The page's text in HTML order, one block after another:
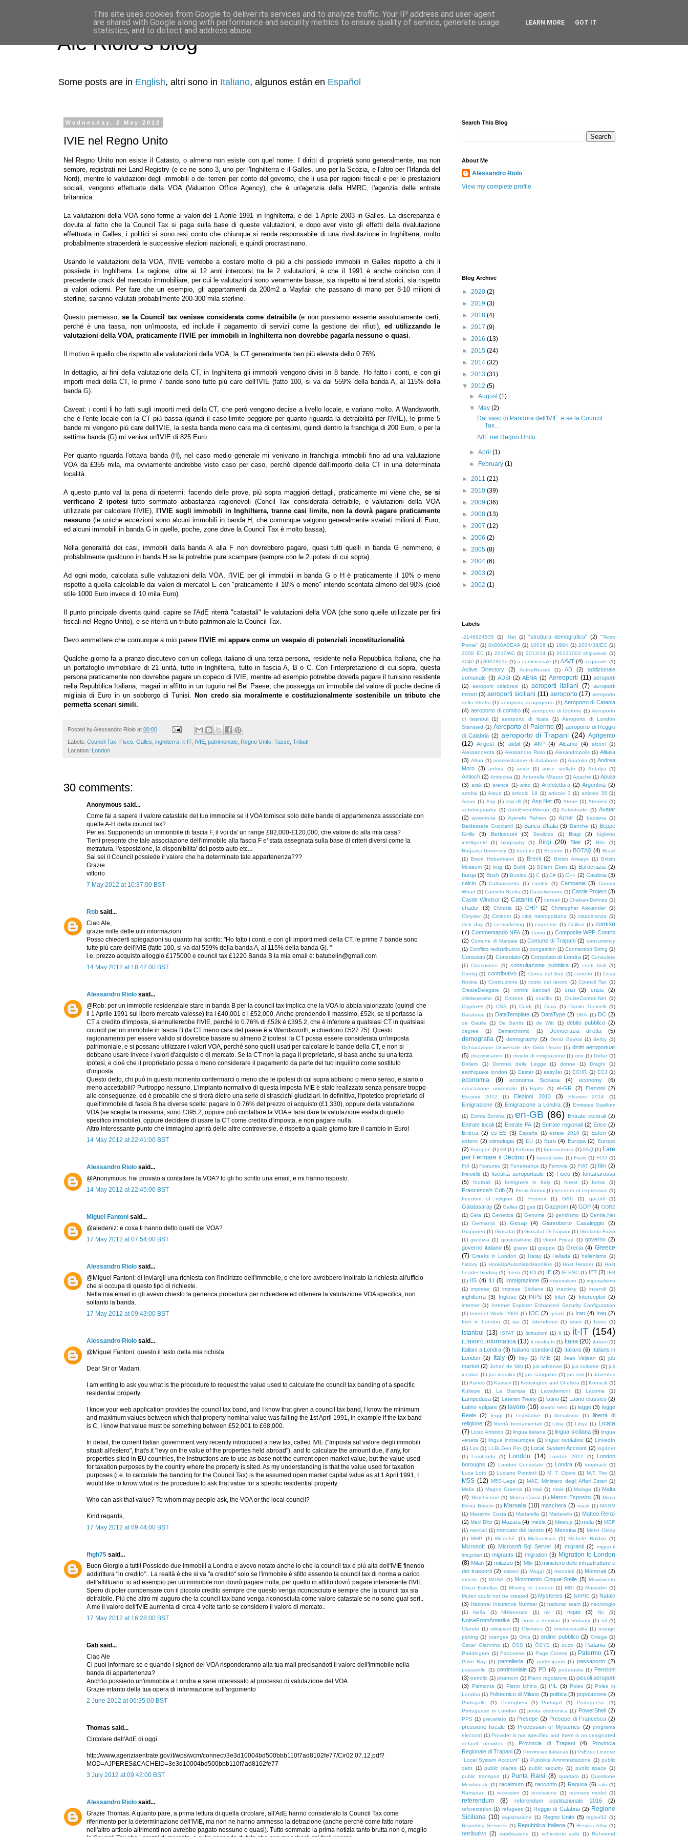
Ale Riolo's blog
Some posts are in English, altri sono in Italiano, algunos están en Español
Wednesday, 2 May 2012
IVIE nel Regno Unito
Nel Regno Unito non esiste il Catasto, o almeno non esiste con quel nome. I diritti di proprietà sono generalmente, ma non
sempre, registrati nei Land Registry (e ce ne sono 3, uno per l'Inghilterra e il Galles, uno per la Scozia, e l'altro per l'Irlanda del
Nord), mentre le valutazioni degli immobili o dei terreni per conto del governo, che li usa per ragioni fiscali e per le prestazioni
sociali, vengono effettuate dalla VOA (Valuation Office Agency), che è un'agenzia della HMRC, l'agenzia delle entrate
britannica.
La valutazioni della VOA sono ferme ai valori del 1 Aprile 1991 in Inghilterra, e del 1 Aprile 2003 in Galles. La discrepanza è
dovuta al fatto che la Council Tax si paga sulla base di queste valutazioni, e dopo aver visto gli effetti della rivalutazione
effettuata in Galles, i politici si sono resi conto che chiunque si renda responsabile di una rivalutazione in Inghilterra, molto
probabilmente straperderà le successive elezioni nazionali, e quindi procrastinano.
Usando le valutazioni della VOA, l'IVIE verrebbe a costare molto di più a chi possiede immobili in Galles rispetto a chi li
possiede in Inghilterra. La ragione, oltre ai 12 anni intercorsi tra le 2 valutazioni, è che il 1991 è anche coinciso con il
precedente crack del mercato immobiliare, per cui le valutazioni sono veramente basse, sia rispetto ai trend storici, sia rispetto
ai valori odierni. Per fare che un esempio, gli appartamenti da 200m2 a Mayfair che passano di mano per 8-10 milioni di
sterline, saranno valutati probabilmente 200-300 mila sterline.
Questo premesso,se la Council tax venisse considerata come detraibile(e non possiamo esserne assolutamente certi,
perché è una tassa, non un'imposta, ed include il pagamento di servizi come la gestione dei rifiuti), ed utilizzando le
valutazioni della VOA, praticamente l'IVIE per immobili in Inghilterra non dovrebbe pagarla nessuno o quasi
Il motivo è quello che rispetto alle valutazioni della VOA, la CT generalmente ben più elevata dello 0.76%.
In dettaglio, ai fini della valutazione della CT, in Inghilterra gli immobili vengono divisi in 8 bande. Ho fatto i conti, e con gli
importi medi della CT, le prime 7 bande sono tutte più care dell'IVIE (fatto 100, si va dal 559% della banda A, al 115% della
banda G).
Caveat: i conti li ho fatti sugli importi medi della CT, che però vengono decise a livello locale, e variano molto. A Wandsworth,
che è l'ente locale con la CT più bassa (quindi il caso limite peggiore per quanto riguarda la detraibilità per l'IVIE), le prime 5
bande mi vengono più care dell'IVIE, la sesta banda meno cara ma di centesimi, quindi dentro la franchiga di 200 Euro, e per la
settima banda (G) mi veniva un'IVIE di 825 Euro.
Per quanto riguarda l'ottava banda (H), nel caso medio generale mi venivano in franchigia immobili fino ad una valutazione
VOA da £355 mila, ma ovviamente andrebbe visto caso per caso, perché dipende dall'importo della CT in una determinata
località.
A questo punto val la pena di ripetermi: facendo delle prove, più sopra maggiori dettagli, praticamente mi viene che,se si
verificano 2 ipotesi tutto sommato abbastanza ragionevoli (Concil Tax considerata detraibile, e valutazioni della VOA
utilizzate per calcolare l'IVIE), l'IVIE sugli immobili in Inghilterra, tranne casi limite, non la dovrà pagare praticamente
nessuno (le uniche eccezioni sono alcuni immobili in banda H, che comunque valgono generalmente svariati milioni di Euro,
ed alcuni immobili in banda G in quelle, poche, zone dove la Council Tax è molto bassa).
Nella generalità dei casi, immobili dalla banda A alla F non dovrebbero pagare, quasi tutti quelli in banda G nemmeno, e
probabilmente qualcuno in banda H se la potrebbe pure scampare (sempre con le 2 ipotesi di cui sopra).
Ad ogni modo, calcolata sulle valutazioni della VOA, l'IVIE per gli immobili in banda G o H è praticamente il 10% o meno
rispetto a quella calcolabile dai valori di mercato! E con "praticamente il 10% o meno" intendo scontata almeno del 90% (cioé
stile 1000 Euro invece di 10 mila Euro).
Il punto principale diventa quindi capire se l'AdE riterrà "catastali" le valutazioni della VOA (che sono quelle utilizzate per fini
fiscali nel Regno Unito), e se riterrà un tributo patrimoniale la Council Tax.
Devo ammettere che comunque a mio parere l'IVIE mi appare come un vespaio di potenziali incostituzionalità
Qualche giorno fa a pranzo discutevo con un collega italiano di una terza persona, residente nella Repubblica Italiana, che ha
un portafoglio immobiliare di 21 unità, tutte in Inghilterra, tutte in fascia A, B o C. Con l'interpretazione di cui sopra, questa
persona praticamente non dovrebbe pagare un copeco di IVIE, mentre ad esempio potrebbe doverla pagare il tunisino residente
nella Repubblica Italiana, magari in affitto in un tugurio nel Bel Paese, che possegga un immobile dal valore di poche decine di
migliaia di Euro in un sobborgo di Tunisi.Non credo sia moralmente e costituzionalmente sostenibile un tributo che
permetta scenari simili.
Posted byAlessandro Riolo at 00:00
Labels: Council Tax Fisco Galles inghilterra it-IT, IVIE patrimoniale Regno Unito Tasse Tributi
Location: London
30 comments:
Anonymous said...
Come fai a sapere il valore catastale del tuo immobile se il VOA fornisce solo delle bande di appartenenza asssociate con
quelle A-H della council tax?
Per es. Supponendo un immonbile di fascia F, il voi da' un range £82,000-£120,000, che valore do alla mia casa?
Tieni presente che tale associazione dell'immobile alla fascia F e' stata assegnata sulla base di criteri diversi come la
metratura, l'esposizione, la disponibilita' del posto auto etc...
Sai sei il Council possiede il valore che ha determinato tale appartenenza???
Grazie
vittorio
7 May 2012 at 10:37:00 BST
Rob said...
Ciao Ale,
grazie mille delle utili informazioni.
Posso chiederti spiegazioni su quanto hai scritto: "Ho fatto i conti, e con gli importi medi della CT, le prime 7 bande sono
tutte più care dell'IVIE (fatto 100, si va dal 559% della banda A, al 115% della banda G). "
i.e. prezzo acquisto alloggio £175000 e council tax £1220 Banda B la mia email è: batubelin@gmail.com
14 May 2012 at 18:42:00 BST
Alessandro Riolo said...
@Rob: per un immobile residenziale stare in banda B per la council tax implica che la VOA lo abbia valorizzato (quindi che
il 1 Aprile 1991 sul libero mercato valesse) tra i £40,001 e i £52,000. Anche prendendo il massimo, £52k, se si portasse la
CT a credito d'imposta, si annullerebbe l'IVIE, perché lo 0.76% di £52k è £395.2, che è inferiore a qualsiasi CT in qualsiasi
council per un immobile in fascia B (la CT meno cara del paese è a Wandsworth, e chiedono £527.75). Questo
ragionamento per essere valido si dovrebbe basare su almeno 2 ipotesi: la CT possa essere considerata un'imposta
patrimoniale, e si possano utilizzare i valori VOA, perché sono quelli usati per calcolare le bande della CT, e non si
debbano usare invece i valori d'acquisto o di mercato. Se la CT non la paga il proprietario, si basa anche su una terza
ipotesi, e cioé che il proprietario possa o meno considerare il pagamento da parte del tuo inquilino come sostituto
d'imposta.
Questo detto, chi può in questo momento confermarci o meno che le ipotesi di cui sopra abbiano o meno senso, e siano o
meno accettabili? Purtroppo nessuno. L'impianto normativo di questa imposta IVIE è stato realizzato senza pensare troppo
alle conseguenze, ed è probabile che si tirerà dietro una serie di strascichi giudiziari. In definitiva, l'ipotetico proprietario di
quell'immobile di fascia B ha diverse scelte: pagare lo 0.76% del prezzo di acquisto (£1,330), oppure della valutazione
VOA (se sceglie la massima, sono £395.2, oppure può contattare la VOA e farsi dare la valutazione esatta di quello
specifico immobile), oppure decidere di usare la CT come credito d'imposta, e non pagare nulla.
Altro interessante punto che immagino aprirà delle altre controversie, è rispetto a quale giorno fare il cambio in Euro!
14 May 2012 at 22:41:00 BST
Alessandro Riolo said...
@Anonymous: hai provato a contattare la VOA? Io gli ho scritto una email, e mi hanno risposto.
14 May 2012 at 22:45:00 BST
Miguel Fantoni said...
@aledeniz: e cosa ti hanno detto quelli del VOA?
17 May 2012 at 07:54:00 BST
Alessandro Riolo said...
@Miguel Fantoni: di inviargli una richiesta con l'indirizzo dell'immobile, e che loro avrebbero inoltrato la richiesta all'ufficio
che si occupa di questo tipo di richieste.
Nella mia email io gli avevo chiesto la generica procedura per richiedere ed ottenere la valutazione VOA specifica, non
soltanto la banda.
17 May 2012 at 09:43:00 BST
Alessandro Riolo said...
@Miguel Fantoni: questo il testo della mia richista:
Dear Sir or Madam,
I am writing to ask you what is the procedure to request the value used to calculate the council tax banding of a specific
residential property.
I know your web application provides the council tax band, and I know that given a council tax band, I know the minimum
and maximum values between which that property nominal value was falling the 1st April 1991, in example if the tax band
is C, I know that value must be something between £52,001 to £68,000.
In detail, the current Italian government very recently introduced a new tax, called IVIE ("Imposta sul valore degli immobili
situati all'estero", that's it "levy on the value of the properties held abroad"), and to calculate the amount due, if any, for
properties sited in EU countries, the instructions are to use as base not the current open market value, but the value used
for taxation purposes by the country where the property is sited. As my understanding is that the value used for taxation
purposes (i.e. to calculate the banding for the Council Tax) is the assumed open market capital value as at 1 April 1991, I
would like to know what is the procedure to ask that value for a specific residential property.
Who can ask that value? To whom may people ask, the VOA or the local council?
Kind regards,
17 May 2012 at 09:44:00 BST
fhgh75 said...
Buon Giorgio a tutti! Possiedo due immobili a Londra e avevo notato anche io che la council tax è più alta dell'IVIE finendo
addirittura "in credito".. La realtà è che si va "a credito" solo se l'immobile è sfitto essendo la council tax di norma a carico
dell'affittuario: io ad esempio per un immobile non dovrò pagare nulla, per quello in affitto dovrò pagare interamente l'IVIE.
Spero di poter compensare con il piccolo credito semipre che questo venga riconosciuto e sempre che la council tax sia
detraibile. Più che altro mi auguro che la council tax band venga riconosciuta come valore catastale se no sono guai seri..
A me il valore dell'IVIE aumenta di circa 4 volte tanto se considero il valore di mercato..
17 May 2012 at 16:28:00 BST
Gab said...
Ciao Ale
Ci puoi informare se e quando i signori del VOA risponderanno alla tua mail precisandoti il valore dell'immobile nella
banda di appartenenza?
Anch'io possiedo un'immobile a Londra e sarei interessato al processo di valutazione del VOA.
Grazie intanto della tua opera di informazione sull'argomento
2 June 2012 at 06:35:00 BST
Thomas said...
Circolare dell'AdE di oggi
http://www.agenziaentrate.gov.it/wps/wcm/connect/3e3d10004bd500bbb110f7ad8102fe77/Cir02.07.12.pdf?
MOD=AJPERES&CACHEID=3e3d10004bd500bbb110f7ad8102fe77
3 July 2012 at 09:42:00 BST
Alessandro Riolo said...
Grazie Thomas. A quanto pare, a prima lettura di quella circolare, all'AdE hanno considerato la Council Tax come
riferimento per la determinazione dell'IVIE, ma non ne hanno ammesso la detrazione (anche perché come fatto notare
nell'altro articolo altrimenti non avrebbe pagato nessuno o quasi). Tutto sommato la prima notizia tanto brutta non è, meglio
Search This Blog
About Me
Alessandro Riolo
View my complete profile
Blog Archive
► 2020 (2)
► 2019 (3)
► 2018 (4)
► 2017 (9)
► 2016 (13)
► 2015 (24)
► 2014 (32)
► 2013 (31)
▼ 2012 (5)
►August(1)
▼
May(2)
Dal vaso di Pandora dell'IVIE: e se la Council
Tax...
IVIE nel Regno Unito
►April(1)
►
February(1)
► 2011 (21)
► 2010 (39)
► 2009 (36)
► 2008 (13)
► 2007 (12)
► 2006 (2)
► 2005 (8)
► 2004 (6)
► 2003 (2)
► 2002 (1)
Labels
-2146824535 (1) .Net (1) "struttura demografica" (2)
"Terzo
Ponte" (1) 0x800A0EA9 (1) 10016 (1) 1984 (1) 2004/38/EC (1)
2008 EC (1) 2010WC (1) 2013/14 (1) 20131003 shipwreak (1)
2040 (1) 8002801d (1) a commerciale (1) AAVT (4) acquavite (1)
Active Directory (2) ActiveRecord (1) AD (2)
addizionale
comunale (3) ADSI (2) AENA (2) Aereoporti (11) aeroporti
(2)
aeroporti calabresi (1) aeroporti italiani (7) aeroporti
minori (3) aeroporti siciliani (11) aeroporto (17) aeroporto
dello Stretto (1) aeroporto di agrigento (1) Aeroporto di Catania
(4) aeroporto di comiso (6) aeroporto di Crotone (1) Aeroporto
di Istanbul
(1) aeroporto di licata (1)
Aeroporto di London
Stansted (1) Aeroporto di Palermo (9) aeroporto di Reggio
di Calabria (2) aeroporto di Trapani (24) Agrigento
(12) Airgest (5) akbil (2) AKP (4) Alcamo (4) alcool
(1)
Alessandretta (1) Alessandro Riolo (1) Alexandropolis (1) Alitalia
(3) Altun (1) amministratore di database (1) Anatolia (1) Andrea
Moro (3) anfora (1) anice (1) anice stellato (1) Antalya (1)
Antioch (2) Antiochia (1) Antonella Milazzo (1) Apache (1) Apulia
(3) arak (1) arance (1) araq (1) Architettura (2) Argentina (2)
arroba (1) Arsuz (1) articolo 18 (1) articolo 3 (1) articolo 35 (1)
Asaro (1) Asp (1) asp.dll (1) Asp.Net (5) Atene (1) Ateniesi (1)
autobiography (1) AutoEventWireup (1) Autostrade (1) Avatar
(2)
avventura (1) Ayende Rahien (1) Aznar (2) badiana
(1)
Baldassare Gucciardi (1) Banca d'Italia (3) Banche (1) Beppe
Grillo
(3) Berlusconi (3) Besiktas (1) Biagi (2)
biglietto
intelligente
(1) biography (1) Birgi (20) Blair (2) Blitz
(1)
Boğaziçi University (1) boot.ini (1) Bosforo (1) BOTAŞ (4) Brazil
(1) Brent Hobermann (1) Brexit (2) British Airways (1) British
Museum (1) bug (1) Build (1) Bülent Eken (1) Burocrazia (2)
burqa (3) Bush (2) Buttitta (1) C (1) C# (1) C++ (2) Calabria (3)
calcio (2) Caltanissetta (1) cambio (1) Campania (3)
Canary
Wharf (1) Carmelo Scelta (1) Castelvetrano (1) Castle Project (3)
Castle Windsor (2) Catania (7) cereali (1) Chaban-Delmas (1)
chador (3) Chinisia (1) CHP (2) Christopher Alexander
(1)
Chrysler (1) Cimbom (1) città metropolitana (1) cittadinanza (1)
click day (1) co-marketing (1) cognome (1) Collina (1) comiso
(7) Commentando NFA (3) Como (1) Composite WPF Contrib
(2) Comune di Marsala (1) Comune di Trapani (2) concurrency
(1) Conflitto redistributivo (1) congestion (1) Connection String (1)
Consolati (2) Consolato (2) Consolato di Londra (2) Consulate
(1) Consulates (1) consultazione pubblica (2) conti titoli (1)
Contig (1) contributivo (2) Corea del Sud (1) corretto (1) Cosa
Nostra (1) Costituzione (1) costo del lavoro (1) Council Tax (1)
CreateDelegate
(1) crimini bancari (1) crisi (2) crisis (2)
cristianesimo (1) Crotone (1) crucifix (1) CruiseControl.Net (1)
Crypto++ (1) CSS (1) Curdi (1) Curia (1) Danilo Toninelli (1)
Database (1) DataTemplate (2) DataType (2) DBA (1) DC (2)
de Gaulle (1) De Santis (1) de Witt (1) debito pubblico (2)
degree (1) Demarchismo (1) Democrazia diretta (5)
demografia (7) demography (2) Deniz Baykal (1) derby (1)
Dichiarazione Universale dei Diritti Umani (1) diritti aeroportuali
(5) discrimination (1) divieto di emigrazione (1) dmr (1) Dollar (1)
Dollaro
(1) Dominio della Legge (1) donne (1) Draghi
(1)
earthquake london (1) Easter (1) easyJet (1) ECHR (1) ECJ (1)
economia (9) economia Siciliana (4) economy (6)
educazione universale (1) Egitto (1) el-GR (2) Elezioni (2)
Elezioni 2012 (1) Elezioni 2013 (3) Elezioni 2014 (1)
Emigrazione (3) Emigrazione a Londra (3) Emirates Stadium
(1) Emma Bonino (1) en-GB (86) Entrate centrali (2)
Entrate locali (2) Entrate PA (2) Entrate regionali (2) Erice (2)
Eritrea (2) es-ES (3) España (1) estate 2010 (1) Esteri (2)
estero (2) etimologia (3) EU (1) Euro (4) Europa (2) Europe
(2) Europee (1) F8 (1) Falcone (1) fantascienza (1) FAQ (1) Fare
per Fermare il Declino (7) fascist laws (1) Fazio (1) FCO (1)
FdI (1) Features (1) Fenerbahçe (1) Ferrovia (1) FIAT (1) film (2)
firewalls (1) fiscalità aeroportuale (3) Fisco (5) fontanarossa
(5)
football (1) foreigners in Italy (1) forest (1) forma (1)
Francesca's Crib (2) Freak Antoni (1) freedom of expression (1)
freedom of religion
(1) Frontex (1) GAC (1) gacutil (1)
Galatasaray (2) Galles (1) gas (1) Gazprom (4) GDP (4) GDR2
(1) Gela (1) Genetica (1) Genome (1) gentilismo (1) Gentle.Net
(1)
Germania (1) Gesap (4) Gianroberto Casaleggio (2)
Giappoen (1) Giosafat (1) Giosafat Di Trapani (1) Girolamo Fazio
(1) giustizia (1) giustizialismo (1) Good Friday (1) governo (2)
governo italiano (5) grano (1) grappa (1) Grecia (4) Greece
(7) Greeks in London (1) Hatay (1) Hellada (1) hellenismo (1)
history (1) HookUpAutomaticHandlers (1) Host Header (1) Host
header binding (1) Iberia (1) ICI (1) IE (2) IE ESC (1) IE7 (2) IE8
(1) IIS (4) ILI (5) immigrazione (5) imperialism (1) imperialismo
(1) imprese (1) imprese Siciliane (1) inactivity (1) incendi (1)
inghilterra (3) Inglese (2) INPS (3) Inter (2) Interceptor (2)
internet (1)
Internet Explorer Enhanced Security Configuration
(1) Internet World 2006 (1) IOC (2) Ipsala (1) Iran (4) Iraq (2)
Irish in London (1) isa (1) Iskenderun (1) islam (1) Issos (1)
Istanbul (13) ISTAT (1) istituzioni (1) it (1) it-IT (154)
it.lavoro.informatica (13) it.media.tv (1) Italia (20) italiani (1)
Italiani a Londra (3) Italiano standard (2) Italians (6) Italians in
London (2) Italy (9) Itay (1) IVIE (2) Jean Valjean (1) job
market (2) Johan de Witt (1) jus advenae (1) jus culturae (1) jus
incolae (1) jus inquilini (1) jus sanguinis (1) jus soli (1) Juventus
(1) Kaneš (1) Kayseri (1) Kensington and Chelsea (1) Konacik (1)
Kültepe
(1) La Stampa (1) Lacedemoni (1) Laconia (1)
Lampedusa (2) Lateran Treaty (1) latino (2) Latino classico (2)
Latino volgare (2) lavoro (10) lavoro nero (1) legge (3) legge
Reale
(2) leggi (1) Legislative (1) liberalismo (1)
libertà di
religione (2) libertà fondamentali (1) Libia (1) Libya (1)
Licata
(7) Liceo Artistico (1) lingua italiana (1) lingua siciliana (6) lingua
veneta (1) lingue indoeuropee (1) lingue neolatine (2) LinkedIn
(1) Lira (1) LLBLGen Pro (1) Local System Account (2) log4net
(1)
Lombardo (1) London (14) London 2012 (1)
London
boroughs (2) London Consulate (1) Londra (4) loopback (1)
Luca Lotti (1) Luciano Pontiroli (1) M. T. Cicero (1) M.T. Tiro (1)
M5S (12) M5S-Lega (1) MAE. Ministero degli Affari Esteri (1)
Mafia (1) Magna Graecia (1) mail (1) mais (1) Malaga (1) Malta
(4) Marchionne (1) Marco Carrai (1) Marco Esposito (3) Maria
Elena Boschi (1) Marsala (10) maschera (2) mask (1) MASM
(1) Massimo Costa (1) Mattarella (1) Mattarello (1) Matteo Renzi
(2) Maxi Blitz (1) Mazara (4) media (1) Meetup (1) mela (5) MEP
(1) mercati (1) mercato del lavoro (4) Messina (5) Metin Oktay
(1) MHP (1) Micciché (1) Michaelmas (1) Michele Boldrin (1)
Microsoft (6) Microsoft Sql Server (4) migranti (2)
migranti
irregolari (1) migrants (2) migration (3) Migration to London
(8) Milan (2) milazzo (5) Milo (1) ministero delle infrastrutture e
dei trasporti (2) misteri (1) Moggi (1) mondiali (1) Monorail (2)
morale (1) MOSS (1) Movimento Cinque Stelle (5) Movimiento
Cinco Estrellas (1) Moving to London (1) MSI (1) Mussolini (1)
Mutex could not be created (1) Mysteries (2) NARIC (1) Natale
(3) National Insurance Number (1) national team (1) necrologio
(1)
Neša (1) NHibernate (1) nic (1) niqab (3) No (1)
NoiseFromAmerika (3) nomi a dominio (1) obituary (1) oil (1)
Olanda (1) olimpiadi (1) Olympics (1) omosessualità (1) orange
picking (1) oranges (1) Orca (1) ordine pubblico (2) Ortega (1)
Oscar Giannino (1) ÖSS (1) ÖSYS (1) ouzo (1) Padania (2)
Paddington (1) Padovese (1) Page Control (1) Palermo (17)
Palm Bay (1) pantelleria (5) partecipanti (1) passaporto (2)
passarelle (1) patrimoniale (2) PD (4) pederastia (1) Pensioni
(3) petrolio (1) phantom (1) Piano regolatore (1) piccoli aeroporti
(3)
Piemonte (1) Pietro Ichino (1) PIL (3) Poles (1) Poles in
London (1) Politecnico di Milano (3) politica (3) popolazione (2)
Portogallo (1) Portoghesi (1) Portugal (1) Portuguese
(1)
Portuguese in London (1) posta elettronica (1) PowerShell (2)
PPS (1) precariato (1) Presepe (2) Presepe di Francesca (2)
pressione fiscale (3) Procession of Mysteries (2) programa
electoral (1) Provider is not specified and there is no designated
default provider
(1) Provincia di Trapani (4)
Provincia
Regionale di Trapani (2) Provincias italianas (1) PsExec License
"Local System Account" (1) Pubblica Amministrazione (1) public
debt (1) public places (1) public security (1) public space
(1)
public transport (1) Punta Raisi (8) quartara (1) Questione
Meridionale (1) racalmuto (5) racconto (2) Ragusa (6) rakı (1)
Ramadan
(1) recession (1) recessione (1) recovery model (1)
referendum (8) referendum costituzionale 2016 (2)
reforestation (1) refugees (1) Reggio di Calabria (2) Regione
Siciliana (10) registrazione (1) Regno Unito (5) regsvr32 (1)
Reporting Services (1) Repubblica Italiana (2) Residui Attivi (1)
retributivo (2) riabilitazione (1) richiedenti asilo (1) Richmond
This site uses cookies from Google to deliver its services and to analyze traffic. Your IP address and user-agent
are shared with Google along with performance and security metrics to ensure quality of service, generate usage
statistics, and to detect and address abuse.
LEARN MORE GOT IT